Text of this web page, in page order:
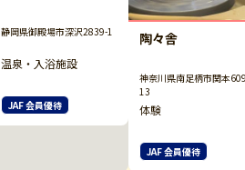
静岡県御殿場市深沢2839-1
温泉・入浴施設
JAF 会員優待
陶々舎
神奈川県南足柄市関本
13
体験
JAF 会員優待